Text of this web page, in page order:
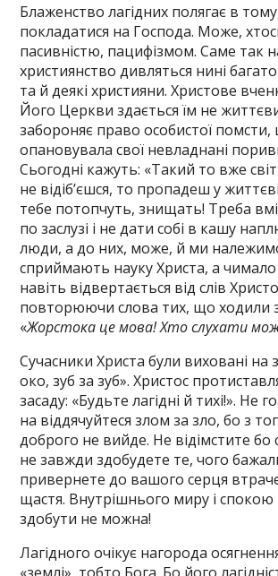
Блаженство лагідних полягає в
покладатися на Господа. Може,
пасивністю, пацифізмом. Саме так
християнство дивляться нині
та й деякі християни. Христове
Його Церкви здається їм не
забороняє право особистої
опановувала свої невладнані
Сьогодні кажуть: «Такий то вже
не відіб’єшся, то пропадеш у
тебе потопчуть, знищать! Треба
по заслузі і не дати собі в кашу
люди, а до них, може, й ми
сприймають науку Христа, а чимало
навіть відвертається від слів
повторюючи слова тих, що ходили
«Жорстока це мова! Хто слухати
Сучасники Христа були виховані на
око, зуб за зуб». Христос
засаду: «Будьте лагідні й тихі!». Не
на віддячуйтеся злом за зло, бо з
доброго не вийде. Не відімстите бо
не завжди здобудете те, чого
привернете до вашого серця
щастя. Внутрішнього миру і спокою
здобути не можна!
Лагідного очікує нагорода